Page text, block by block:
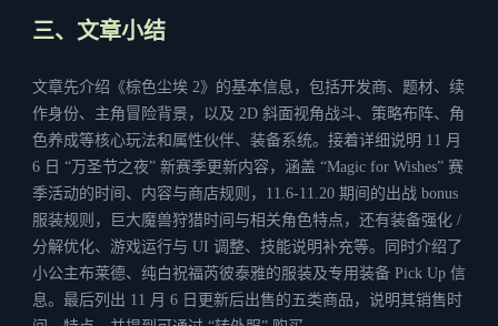
三、文章小结
文章先介绍《棕色尘埃 2》的基本信息，包括开发商、题材、续
作身份、主角冒险背景，以及 2D 斜面视角战斗、策略布阵、角
色养成等核心玩法和属性伙伴、装备系统。接着详细说明 11 月
6 日 “万圣节之夜” 新赛季更新内容，涵盖 “Magic for Wishes” 赛
季活动的时间、内容与商店规则，11.6-11.20 期间的出战 bonus
服装规则，巨大魔兽狩猎时间与相关角色特点，还有装备强化 /
分解优化、游戏运行与 UI 调整、技能说明补充等。同时介绍了
小公主布莱德、纯白祝福芮彼泰雅的服装及专用装备 Pick Up 信
息。最后列出 11 月 6 日更新后出售的五类商品，说明其销售时